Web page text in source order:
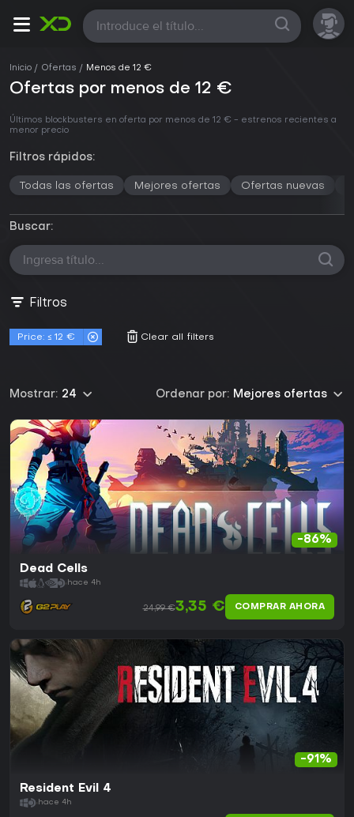
Todas
Inicio Ofertas Menos de 12 €
Ofertas por menos de 12 €
Últimos blockbusters en oferta por menos de 12 € - estrenos recientes a
menor precio
Filtros rápidos:
Todas las ofertas Mejores ofertas Ofertas nuevas
Buscar:
Filtros
Price: ≤ 12 € Clear all filters
Ordenar por: Mejores ofertas
Mostrar: 24
-86%
Dead Cells
hace 4h
24,99 €3,35 € COMPRAR AHORA
-91%
Resident Evil 4
hace 4h